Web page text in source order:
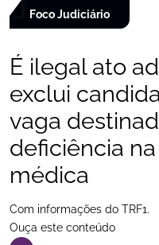
Foco Judiciário
É ilegal ato
exclui
vaga
deficiência
médica
Com informações do TRF1.
Ouça este conteúdo